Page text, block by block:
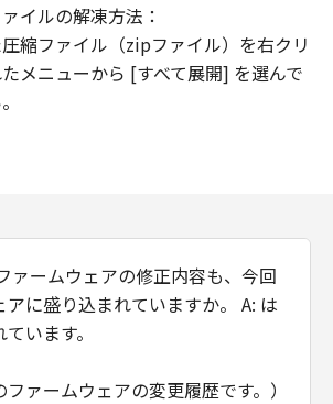
約」は、お客様が「許諾ソフト
お客様の所有するコンピュータ
フォン、タブレット端末を含
ウンロードした時点で発効し、
は、上記(2) によって「本契約」
場合、「許諾ソフトウェア」の
ついてキヤノンの指示に従うも
および(3)、第2条から第7条ま
イルの解凍方法：
縮ファイル（zipファイル）を右クリ
メニューから [すべて展開] を選んで
ァームウェアの修正内容も、今回
に盛り込まれていますか。 A: は
います。
ファームウェアの変更履歴です。）